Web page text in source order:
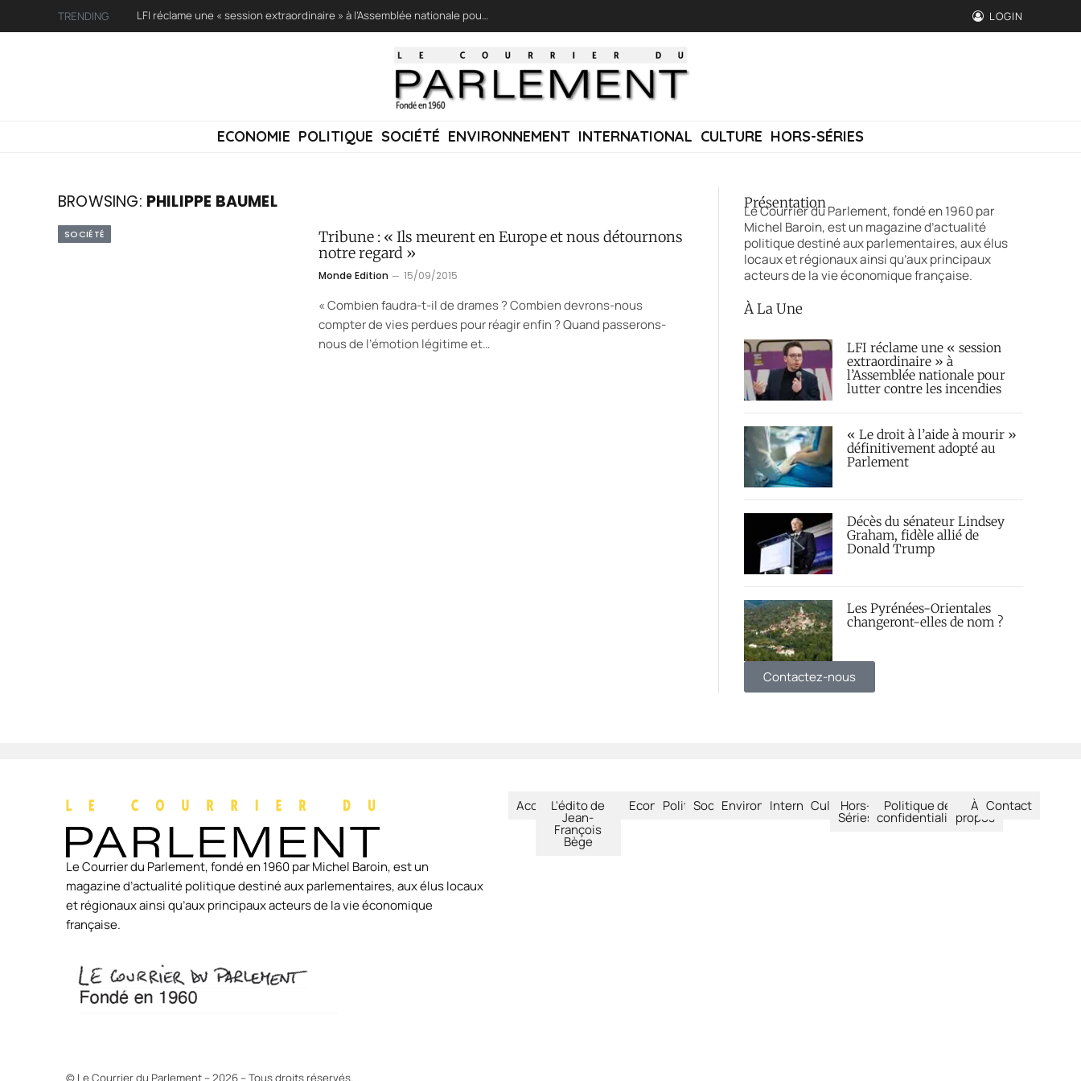
TRENDING LFI réclame une « session extraordinaire » à l’Assemblée nationale pour lutter contre les incendies LOGIN
ECONOMIE POLITIQUE SOCIÉTÉ ENVIRONNEMENT INTERNATIONAL CULTURE HORS-SÉRIES
BROWSING: PHILIPPE BAUMEL
SOCIÉTÉ
Tribune : « Ils meurent en Europe et nous détournons
notre regard »
Monde Edition 15/09/2015
« Combien faudra-t-il de drames ? Combien devrons-nous
compter de vies perdues pour réagir enfin ? Quand passerons-
nous de l’émotion légitime et…
Présentation
Le Courrier du Parlement, fondé en 1960 par
Michel Baroin, est un magazine d’actualité
politique destiné aux parlementaires, aux élus
locaux et régionaux ainsi qu’aux principaux
acteurs de la vie économique française.
À La Une
LFI réclame une « session
extraordinaire » à
l’Assemblée nationale pour
lutter contre les incendies
« Le droit à l’aide à mourir »
définitivement adopté au
Parlement
Décès du sénateur Lindsey
Graham, fidèle allié de
Donald Trump
Les Pyrénées-Orientales
changeront-elles de nom ?
Contactez-nous
Le Courrier du Parlement, fondé en 1960 par Michel Baroin, est un
magazine d’actualité politique destiné aux parlementaires, aux élus locaux
et régionaux ainsi qu’aux principaux acteurs de la vie économique
française.
AccueilL'édito de
Jean-
François
Bège
EconomiePolitiqueSociétéEnvironnementInternational
CultureHors-
Séries
Politique de
confidentialité
À
propos
Contact
© Le Courrier du Parlement – 2026 – Tous droits réservés.